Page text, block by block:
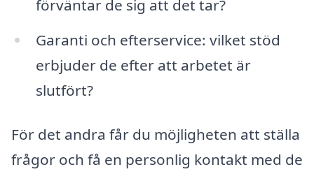
förväntar de sig att det tar?
Garanti och efterservice: vilket stöd
erbjuder de efter att arbetet är
slutfört?
För det andra får du möjligheten att ställa
frågor och få en personlig kontakt med de